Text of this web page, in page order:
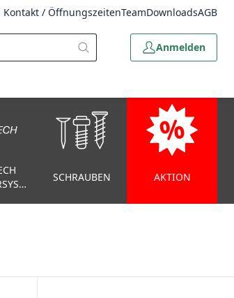
Kontakt / ÖffnungszeitenTeamDownloadsAGB
Anmelden
GELÄNDERSYSTEM
SCHRAUBEN AKTION